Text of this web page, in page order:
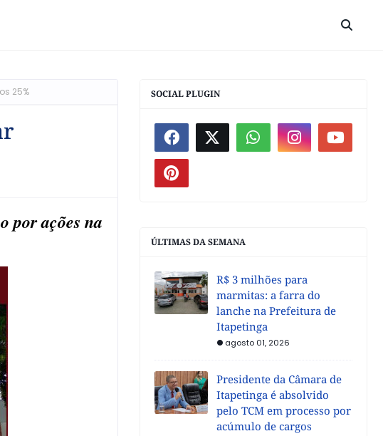
25%
por ações na
SOCIAL PLUGIN
ÚLTIMAS DA SEMANA
R$ 3 milhões para
marmitas: a farra do
lanche na Prefeitura de
Itapetinga
agosto 01, 2026
Presidente da Câmara de
Itapetinga é absolvido
pelo TCM em processo por
acúmulo de cargos